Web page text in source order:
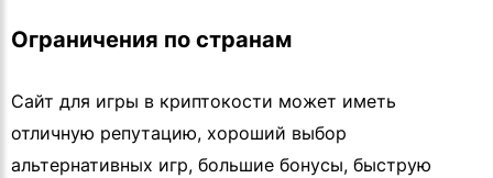
Ограничения по странам
Сайт для игры в криптокости может иметь
отличную репутацию, хороший выбор
альтернативных игр, большие бонусы, быструю